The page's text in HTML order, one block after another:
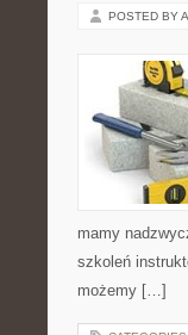
POSTED BY
mamy
szkoleń
możemy […]